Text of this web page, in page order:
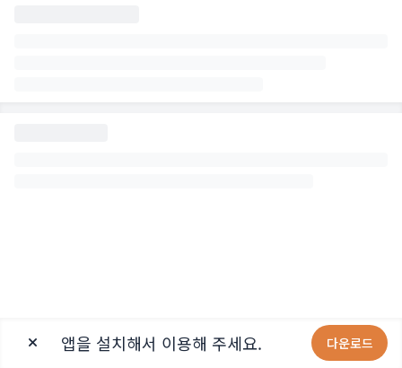
앱을 설치해서 이용해 주세요. 다운로드